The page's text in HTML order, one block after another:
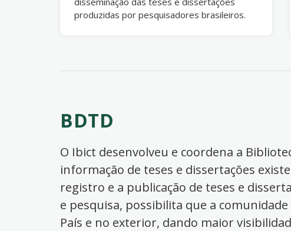
produzidas por pesquisadores brasileiros.
BDTD
O Ibict desenvolveu e coordena a
informação de teses e dissertações
registro e a publicação de teses e
e pesquisa, possibilita que a
País e no exterior, dando maior